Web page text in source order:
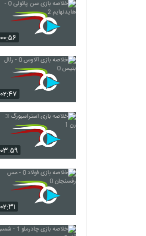
۰۰:۵۶
۰۲:۴۷
۰۳:۵۹
۰۲:۳۱